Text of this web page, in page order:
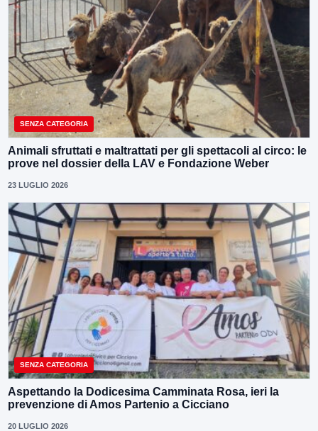
SENZA CATEGORIA
Animali sfruttati e maltrattati per gli spettacoli al circo: le
prove nel dossier della LAV e Fondazione Weber
23 LUGLIO 2026
SENZA CATEGORIA
Aspettando la Dodicesima Camminata Rosa, ieri la
prevenzione di Amos Partenio a Cicciano
20 LUGLIO 2026